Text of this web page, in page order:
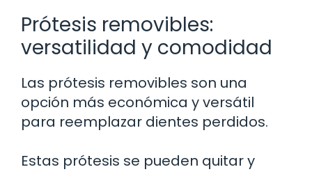
Prótesis removibles:
versatilidad y comodidad
Las prótesis removibles son una
opción más económica y versátil
para reemplazar dientes perdidos.
Estas prótesis se pueden quitar y